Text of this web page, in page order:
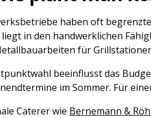
haben oft
in den handwerklichen
für
beeinflusst das
im Sommer. Für
Caterer wie Bernemann &